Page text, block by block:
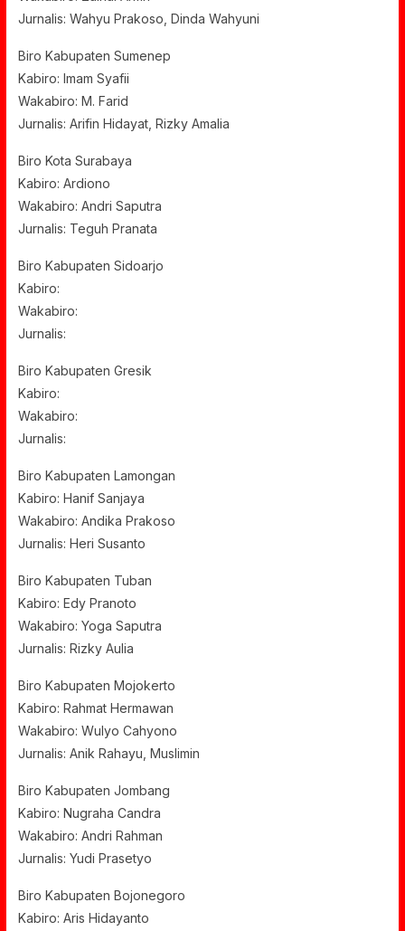
Jurnalis: Wahyu Prakoso, Dinda Wahyuni
Biro Kabupaten Sumenep
Kabiro: Imam Syafii
Wakabiro: M. Farid
Jurnalis: Arifin Hidayat, Rizky Amalia
Biro Kota Surabaya
Kabiro: Ardiono
Wakabiro: Andri Saputra
Jurnalis: Teguh Pranata
Biro Kabupaten Sidoarjo
Kabiro:
Wakabiro:
Jurnalis:
Biro Kabupaten Gresik
Kabiro:
Wakabiro:
Jurnalis:
Biro Kabupaten Lamongan
Kabiro: Hanif Sanjaya
Wakabiro: Andika Prakoso
Jurnalis: Heri Susanto
Biro Kabupaten Tuban
Kabiro: Edy Pranoto
Wakabiro: Yoga Saputra
Jurnalis: Rizky Aulia
Biro Kabupaten Mojokerto
Kabiro: Rahmat Hermawan
Wakabiro: Wulyo Cahyono
Jurnalis: Anik Rahayu, Muslimin
Biro Kabupaten Jombang
Kabiro: Nugraha Candra
Wakabiro: Andri Rahman
Jurnalis: Yudi Prasetyo
Biro Kabupaten Bojonegoro
Kabiro: Aris Hidayanto